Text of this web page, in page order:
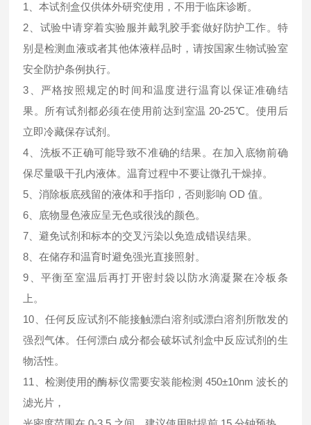
1、本试剂盒仅供体外研究使用，不用于临床诊断。
2、试验中请穿着实验服并戴乳胶手套做好防护工作。特
别是检测血液或者其他体液样品时，请按国家生物试验室
安全防护条例执行。
3、严格按照规定的时间和温度进行温育以保证准确结
果。所有试剂都必须在使用前达到室温 20-25℃。使用后
立即冷藏保存试剂。
4、洗板不正确可能导致不准确的结果。在加入底物前确
保尽量吸干孔内液体。温育过程中不要让微孔干燥掉。
5、消除板底残留的液体和手指印，否则影响 OD 值。
6、底物显色液应呈无色或很浅的颜色。
7、避免试剂和标本的交叉污染以免造成错误结果。
8、在储存和温育时避免强光直接照射。
9、平衡至室温后再打开密封袋以防水滴凝聚在冷板条
上。
10、任何反应试剂不能接触漂白溶剂或漂白溶剂所散发的
强烈气体。任何漂白成分都会破坏试剂盒中反应试剂的生
物活性。
11、检测使用的酶标仪需要安装能检测 450±10nm 波长的
滤光片，